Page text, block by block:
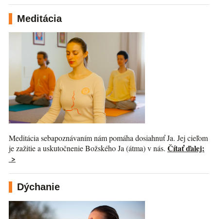
Meditácia
Meditácia sebapoznávaním nám pomáha dosiahnuť Ja. Jej cieľom
je zažitie a uskutočnenie Božského Ja (átma) v nás. Čítať ďalej:
>
Dýchanie